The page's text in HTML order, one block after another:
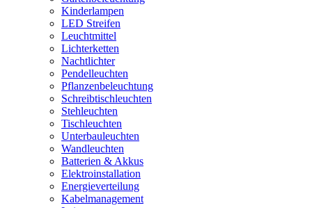
Kinderlampen
LED Streifen
Leuchtmittel
Lichterketten
Nachtlichter
Pendelleuchten
Pflanzenbeleuchtung
Schreibtischleuchten
Stehleuchten
Tischleuchten
Unterbauleuchten
Wandleuchten
Batterien & Akkus
Elektroinstallation
Energieverteilung
Kabelmanagement